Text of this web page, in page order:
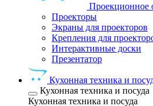
Проекционное
Проекторы
Экраны для проекторов
Крепления для
Интерактивные доски
Презентатор
Кухонная техника и
Кухонная техника и посуда
Кухонная техника и посуда